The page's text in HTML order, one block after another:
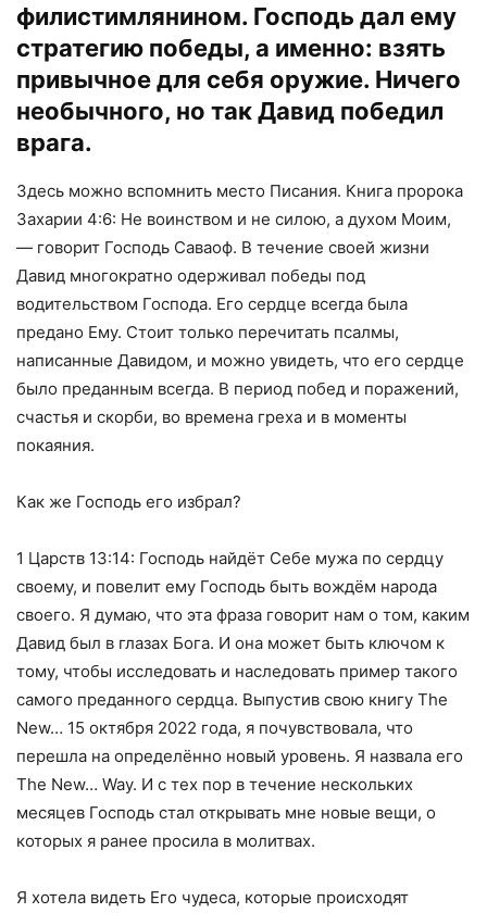
филистимлянином. Господь дал ему
стратегию победы, а именно: взять
привычное для себя оружие. Ничего
необычного, но так Давид победил
врага.
Здесь можно вспомнить место Писания. Книга пророка
Захарии 4:6: Не воинством и не силою, а духом Моим,
— говорит Господь Саваоф. В течение своей жизни
Давид многократно одерживал победы под
водительством Господа. Его сердце всегда была
предано Ему. Стоит только перечитать псалмы,
написанные Давидом, и можно увидеть, что его сердце
было преданным всегда. В период побед и поражений,
счастья и скорби, во времена греха и в моменты
покаяния.
Как же Господь его избрал?
1 Царств 13:14: Господь найдёт Себе мужа по сердцу
своему, и повелит ему Господь быть вождём народа
своего. Я думаю, что эта фраза говорит нам о том, каким
Давид был в глазах Бога. И она может быть ключом к
тому, чтобы исследовать и наследовать пример такого
самого преданного сердца. Выпустив свою книгу The
New… 15 октября 2022 года, я почувствовала, что
перешла на определённо новый уровень. Я назвала его
The New… Way. И с тех пор в течение нескольких
месяцев Господь стал открывать мне новые вещи, о
которых я ранее просила в молитвах.
Я хотела видеть Его чудеса, которые происходят